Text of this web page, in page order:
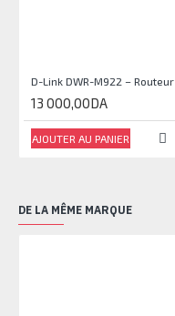
13 000,00DA
AJOUTER AU PANIER
DE LA MÊME MARQUE